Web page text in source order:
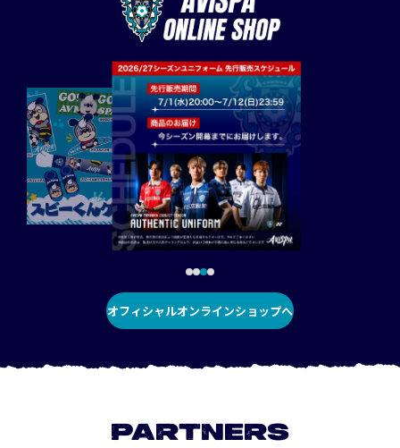
オフィシャルオンラインショップへ
PARTNERS